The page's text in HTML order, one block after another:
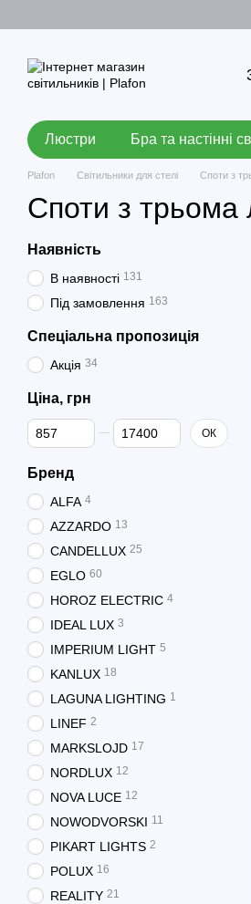
Люстри Бра та настінні
Plafon Світильники для стелі Споти з
Споти з
Наявність
В наявності 131
Під замовлення 163
Спеціальна пропозиція
Акція 34
Ціна, грн
Від Ціна, грн
До Ціна, грн ОК
Бренд
ALFA 4
AZZARDO 13
CANDELLUX 25
EGLO 60
HOROZ ELECTRIC 4
IDEAL LUX 3
IMPERIUM LIGHT 5
KANLUX 18
LAGUNA LIGHTING 1
LINEF 2
MARKSLOJD 17
NORDLUX 12
NOVA LUCE 12
NOWODVORSKI 11
PIKART LIGHTS 2
POLUX 16
REALITY 21